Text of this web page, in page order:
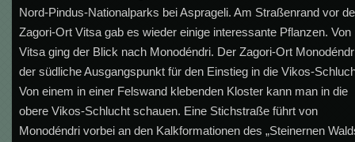
Nord-Pindus-Nationalparks bei Asprageli. Am Straßenrand vor
Zagori-Ort Vitsa gab es wieder einige interessante Pflanzen. Von
Vitsa ging der Blick nach Monodéndri. Der Zagori-Ort
der südliche Ausgangspunkt für den Einstieg in die Vikos-
Von einem in einer Felswand klebenden Kloster kann man in die
obere Vikos-Schlucht schauen. Eine Stichstraße führt von
Monodéndri vorbei an den Kalkformationen des „Steinernen